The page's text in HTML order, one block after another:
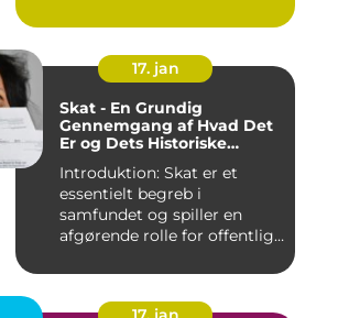
17. jan
Skat - En Grundig
Gennemgang af Hvad Det
Er og Dets Historiske
Introduktion: Skat er et
essentielt begreb i
samfundet og spiller en
afgørende rolle for offentlige